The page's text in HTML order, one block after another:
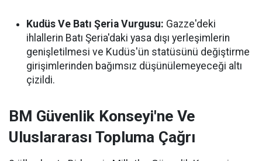
Kudüs Ve Batı Şeria Vurgusu: Gazze'deki
ihlallerin Batı Şeria'daki yasa dışı yerleşimlerin
genişletilmesi ve Kudüs'ün statüsünü değiştirme
girişimlerinden bağımsız düşünülemeyeceği altı
çizildi.
BM Güvenlik Konseyi'ne Ve
Uluslararası Topluma Çağrı